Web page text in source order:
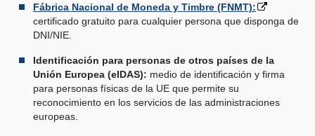
Fábrica Nacional de Moneda y Timbre (FNMT):
certificado gratuito para cualquier persona que disponga de
DNI/NIE.
Identificación para personas de otros países de la
Unión Europea (eIDAS): medio de identificación y firma
para personas físicas de la UE que permite su
reconocimiento en los servicios de las administraciones
europeas.